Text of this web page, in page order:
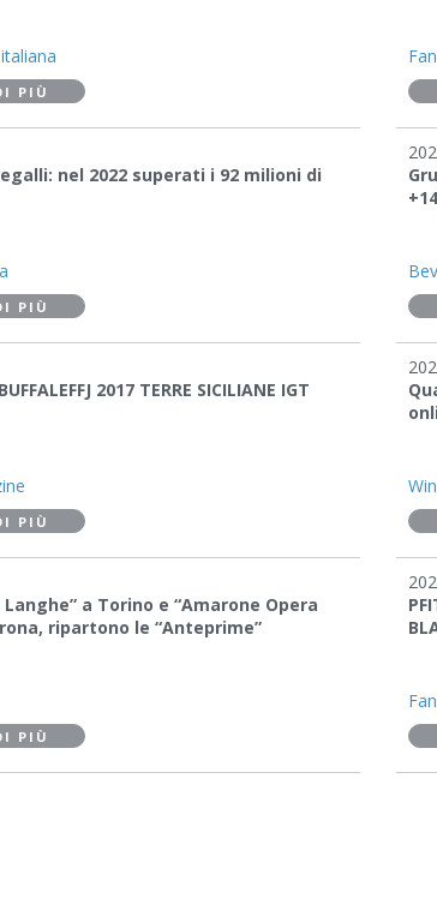
PIÙ
nel 2022 superati i 92 milioni di
PIÙ
2017 TERRE SICILIANE IGT
PIÙ
Langhe” a Torino e “Amarone Opera
ripartono le “Anteprime”
PIÙ